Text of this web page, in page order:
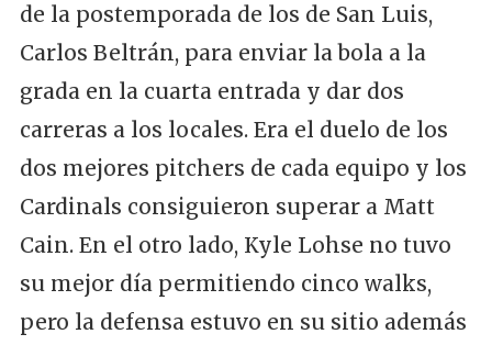
de la postemporada de los de San Luis,
Carlos Beltrán, para enviar la bola a la
grada en la cuarta entrada y dar dos
carreras a los locales. Era el duelo de los
dos mejores pitchers de cada equipo y los
Cardinals consiguieron superar a Matt
Cain. En el otro lado, Kyle Lohse no tuvo
su mejor día permitiendo cinco walks,
pero la defensa estuvo en su sitio además